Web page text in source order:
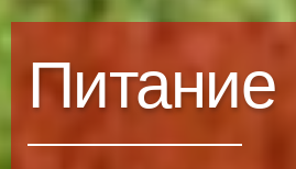
Питание